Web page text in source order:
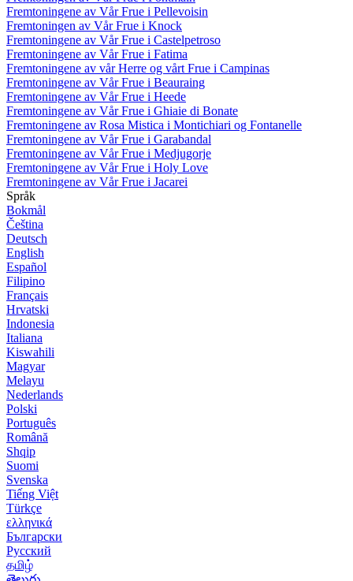
Fremtoningene av Vår Frue i Pellevoisin
Fremtoningen av Vår Frue i Knock
Fremtoningene av Vår Frue i Castelpetroso
Fremtoningene av Vår Frue i Fatima
Fremtoningene av vår Herre og vårt Frue i Campinas
Fremtoningene av Vår Frue i Beauraing
Fremtoningene av Vår Frue i Heede
Fremtoningene av Vår Frue i Ghiaie di Bonate
Fremtoningene av Rosa Mistica i Montichiari og Fontanelle
Fremtoningene av Vår Frue i Garabandal
Fremtoningene av Vår Frue i Medjugorje
Fremtoningene av Vår Frue i Holy Love
Fremtoningene av Vår Frue i Jacarei
Språk
Bokmål
Čeština
Deutsch
English
Español
Filipino
Français
Hrvatski
Indonesia
Italiana
Kiswahili
Magyar
Melayu
Nederlands
Polski
Português
Română
Shqip
Suomi
Svenska
Tiếng Việt
Türkçe
ελληνικά
Български
Русский
தமிழ்